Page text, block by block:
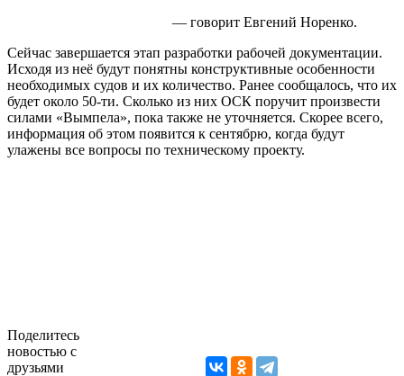
— говорит Евгений Норенко.
Сейчас завершается этап разработки рабочей документации.
Исходя из неё будут понятны конструктивные особенности
необходимых судов и их количество. Ранее сообщалось, что их
будет около 50-ти. Сколько из них ОСК поручит произвести
силами «Вымпела», пока также не уточняется. Скорее всего,
информация об этом появится к сентябрю, когда будут
улажены все вопросы по техническому проекту.
Поделитесь
новостью с
друзьями